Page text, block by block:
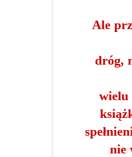
Ale
dróg,
wielu
nie